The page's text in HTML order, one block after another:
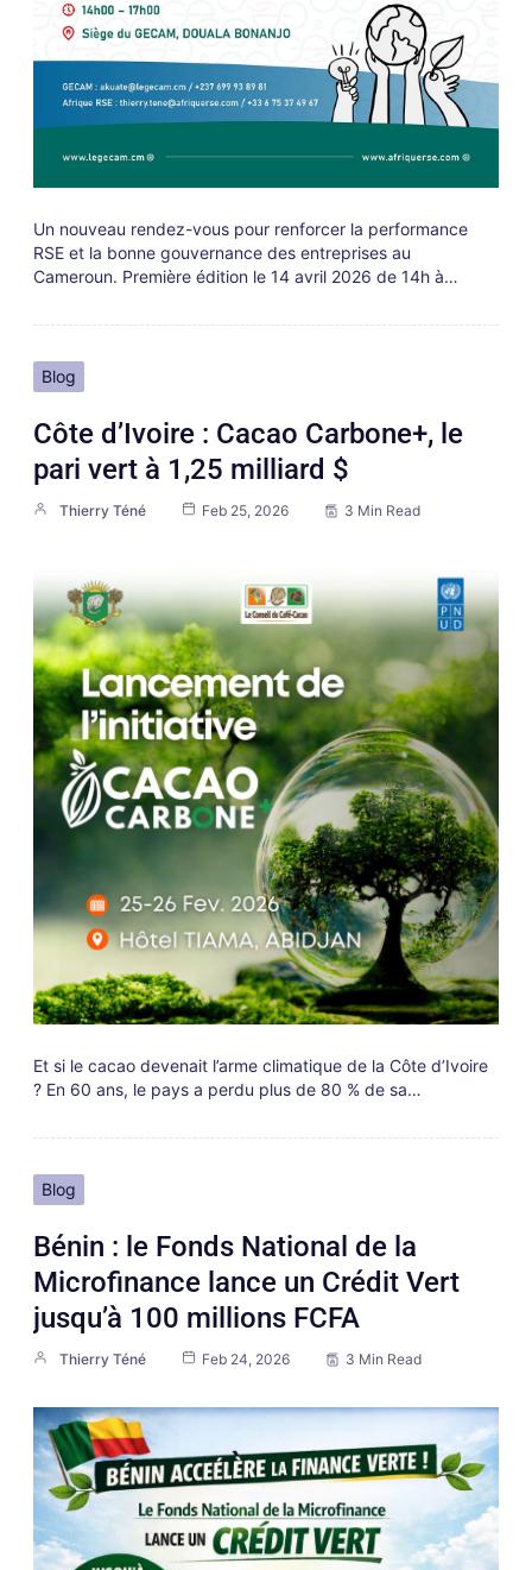
Un nouveau rendez-vous pour renforcer la performance
RSE et la bonne gouvernance des entreprises au
Cameroun. Première édition le 14 avril 2026 de 14h à…
Blog
Côte d’Ivoire : Cacao Carbone+, le
pari vert à 1,25 milliard $
Thierry Téné Feb 25, 2026 3 Min Read
Et si le cacao devenait l’arme climatique de la Côte d’Ivoire
? En 60 ans, le pays a perdu plus de 80 % de sa…
Blog
Bénin : le Fonds National de la
Microfinance lance un Crédit Vert
jusqu’à 100 millions FCFA
Thierry Téné Feb 24, 2026 3 Min Read